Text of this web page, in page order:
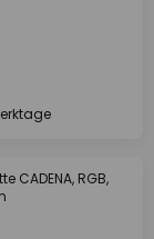
CADENA, RGB,